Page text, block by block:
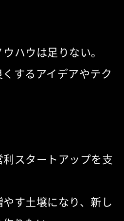
ハウは足りない。
するアイデアやテク
スタートアップを支
す土壌になり、新し